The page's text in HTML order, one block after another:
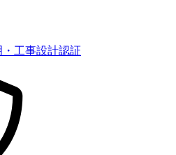
工事設計認証